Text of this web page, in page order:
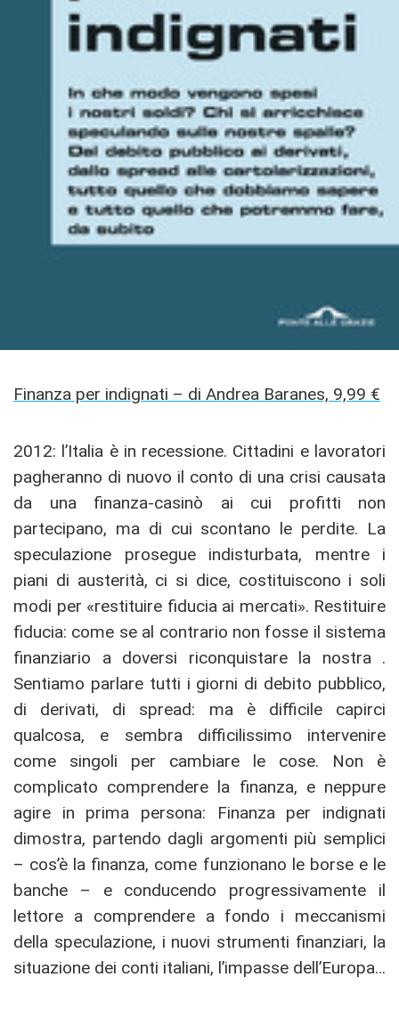
Finanza per indignati – di Andrea Baranes, 9,99 €
2012: l’Italia è in recessione. Cittadini e lavoratori
pagheranno di nuovo il conto di una crisi causata
da una finanza-casinò ai cui profitti non
partecipano, ma di cui scontano le perdite. La
speculazione prosegue indisturbata, mentre i
piani di austerità, ci si dice, costituiscono i soli
modi per «restituire fiducia ai mercati». Restituire
fiducia: come se al contrario non fosse il sistema
finanziario a doversi riconquistare la nostra .
Sentiamo parlare tutti i giorni di debito pubblico,
di derivati, di spread: ma è difficile capirci
qualcosa, e sembra difficilissimo intervenire
come singoli per cambiare le cose. Non è
complicato comprendere la finanza, e neppure
agire in prima persona: Finanza per indignati
dimostra, partendo dagli argomenti più semplici
– cos’è la finanza, come funzionano le borse e le
banche – e conducendo progressivamente il
lettore a comprendere a fondo i meccanismi
della speculazione, i nuovi strumenti finanziari, la
situazione dei conti italiani, l’impasse dell’Europa…